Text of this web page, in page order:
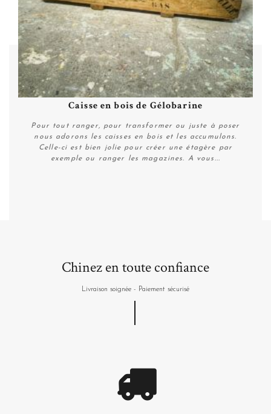
Caisse en bois de Gélobarine
Pour tout ranger, pour transformer ou juste à poser
nous adorons les caisses en bois et les accumulons.
Celle-ci est bien jolie pour créer une étagère par
exemple ou ranger les magazines. A vous...
Chinez en toute confiance
Livraison soignée - Paiement sécurisé